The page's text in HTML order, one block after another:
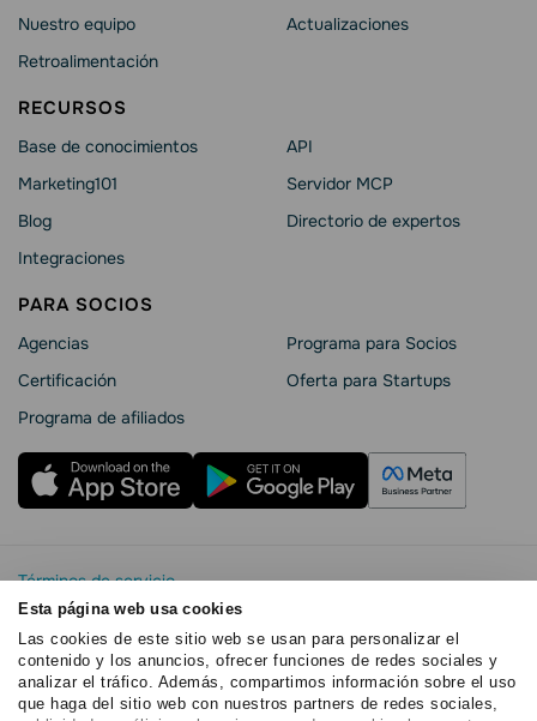
Esta página web usa cookies
Las cookies de este sitio web se usan para personalizar el
contenido y los anuncios, ofrecer funciones de redes sociales y
analizar el tráfico. Además, compartimos información sobre el uso
que haga del sitio web con nuestros partners de redes sociales,
Nuestro equipo
Retroalimentación
Actualizaciones
RECURSOS
Base de conocimientos
Marketing101
Blog
Integraciones
API
Servidor MCP
Directorio de expertos
PARA SOCIOS
Agencias
Certificación
Programa de afiliados
Programa para Socios
Oferta para Startups
Términos de servicio
Política de privacidad
SendPulse Seguridad La
Declaración de cookies
Copyright © 2015 - 2026. SendPulse.Todos los derechos